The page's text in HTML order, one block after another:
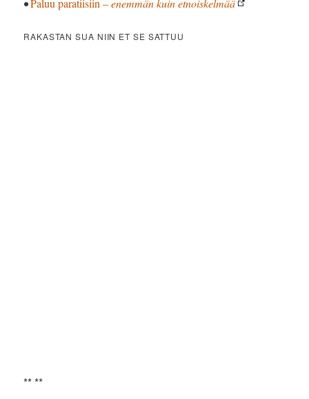
•Paluu paratiisiin – enemmän kuin etnoiskelmää
RAKASTAN SUA NIIN ET SE SATTUU
** **